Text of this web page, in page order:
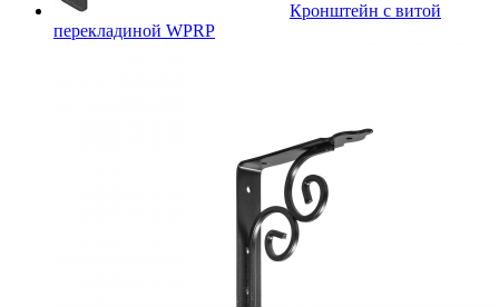
Кронштейн с витой
перекладиной WPRP